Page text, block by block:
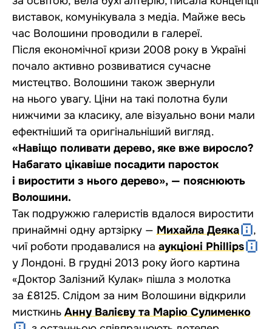
виставок, комунікувала з медіа. Майже весь
час Волошини проводили в галереї.
Після економічної кризи 2008 року в Україні
почало активно розвиватися сучасне
мистецтво. Волошини також звернули
на нього увагу. Ціни на такі полотна були
нижчими за класику, але візуально вони мали
ефектніший та оригінальніший вигляд.
«Навіщо поливати дерево, яке вже виросло?
Набагато цікавіше посадити паросток
і виростити з нього дерево», — пояснюють
Волошини.
Так подружжю галеристів вдалося виростити
принаймні одну артзірку — Михайла Деяка
,
чиї роботи продавалися на аукціоні Phillips
у Лондоні. В грудні 2013 року його картина
«Доктор Залізний Кулак» пішла з молотка
за £8125. Слідом за ним Волошини відкрили
мисткинь Анну Валієву та Марію Сулименко